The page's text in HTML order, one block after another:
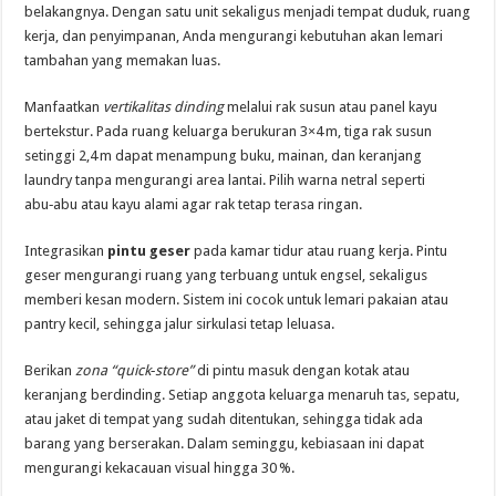
belakangnya. Dengan satu unit sekaligus menjadi tempat duduk, ruang
kerja, dan penyimpanan, Anda mengurangi kebutuhan akan lemari
tambahan yang memakan luas.
Manfaatkan vertikalitas dindingmelalui rak susun atau panel kayu
bertekstur. Pada ruang keluarga berukuran 3×4 m, tiga rak susun
setinggi 2,4 m dapat menampung buku, mainan, dan keranjang
laundry tanpa mengurangi area lantai. Pilih warna netral seperti
abu‑abu atau kayu alami agar rak tetap terasa ringan.
Integrasikan pintu geser pada kamar tidur atau ruang kerja. Pintu
geser mengurangi ruang yang terbuang untuk engsel, sekaligus
memberi kesan modern. Sistem ini cocok untuk lemari pakaian atau
pantry kecil, sehingga jalur sirkulasi tetap leluasa.
Berikan zona “quick‑store”di pintu masuk dengan kotak atau
keranjang berdinding. Setiap anggota keluarga menaruh tas, sepatu,
atau jaket di tempat yang sudah ditentukan, sehingga tidak ada
barang yang berserakan. Dalam seminggu, kebiasaan ini dapat
mengurangi kekacauan visual hingga 30 %.